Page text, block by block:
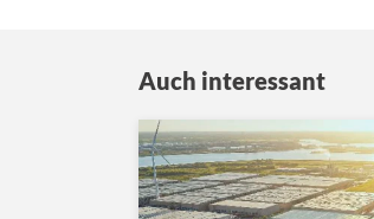
Auch interessant